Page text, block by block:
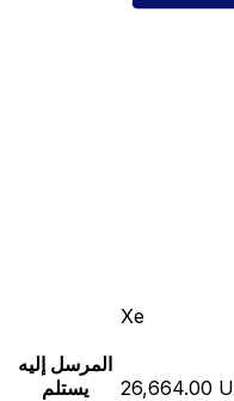
Xe
المرسل إليه
يستلم
26,664.00